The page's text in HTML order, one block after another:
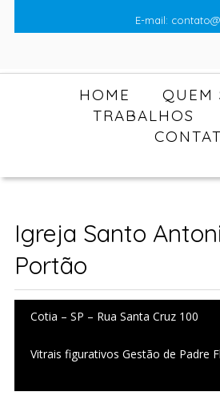
E-mail:
HOME
QUEM
TRABALHOS
Igreja Santo
Portão
Cotia – SP – Rua Santa Cruz 100
Vitrais figurativos Gestão de Padre